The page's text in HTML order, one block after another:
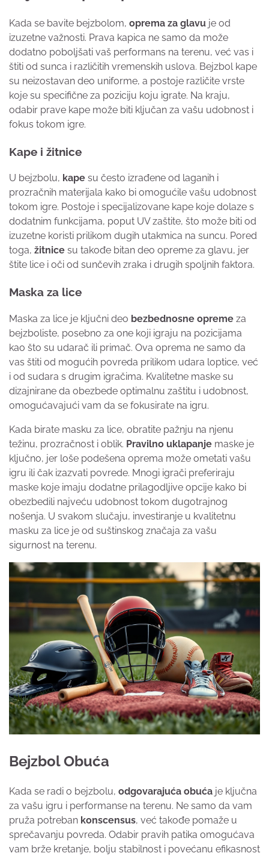
Kada se bavite bejzbolom, oprema za glavu je od
izuzetne važnosti. Prava kapica ne samo da može
dodatno poboljšati vaš performans na terenu, već vas i
štiti od sunca i različitih vremenskih uslova. Bejzbol kape
su neizostavan deo uniforme, a postoje različite vrste
koje su specifične za poziciju koju igrate. Na kraju,
odabir prave kape može biti ključan za vašu udobnost i
fokus tokom igre.
Kape i žitnice
U bejzbolu, kape su često izrađene od laganih i
prozračnih materijala kako bi omogućile vašu udobnost
tokom igre. Postoje i specijalizovane kape koje dolaze s
dodatnim funkcijama, poput UV zaštite, što može biti od
izuzetne koristi prilikom dugih utakmica na suncu. Pored
toga, žitnice su takođe bitan deo opreme za glavu, jer
štite lice i oči od sunčevih zraka i drugih spoljnih faktora.
Maska za lice
Maska za lice je ključni deo bezbednosne opreme za
bejzboliste, posebno za one koji igraju na pozicijama
kao što su udarač ili primač. Ova oprema ne samo da
vas štiti od mogućih povreda prilikom udara loptice, već
i od sudara s drugim igračima. Kvalitetne maske su
dizajnirane da obezbede optimalnu zaštitu i udobnost,
omogućavajući vam da se fokusirate na igru.
Kada birate masku za lice, obratite pažnju na njenu
težinu, prozračnost i oblik. Pravilno uklapanje maske je
ključno, jer loše podešena oprema može ometati vašu
igru ili čak izazvati povrede. Mnogi igrači preferiraju
maske koje imaju dodatne prilagodljive opcije kako bi
obezbedili najveću udobnost tokom dugotrajnog
nošenja. U svakom slučaju, investiranje u kvalitetnu
masku za lice je od suštinskog značaja za vašu
sigurnost na terenu.
Bejzbol Obuća
Kada se radi o bejzbolu, odgovarajuća obuća je ključna
za vašu igru i performanse na terenu. Ne samo da vam
pruža potreban konscensus, već takođe pomaže u
sprečavanju povreda. Odabir pravih patika omogućava
vam brže kretanje, bolju stabilnost i povećanu efikasnost